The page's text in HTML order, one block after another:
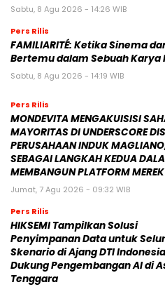
Sabtu, 8 Agu 2026 - 14:26 WIB
Pers Rilis
FAMILIARITÉ: Ketika Sinema
Bertemu dalam Sebuah Karya
Sabtu, 8 Agu 2026 - 14:19 WIB
Pers Rilis
MONDEVITA MENGAKUISISI
MAYORITAS DI UNDERSCORE
PERUSAHAAN INDUK
SEBAGAI LANGKAH KEDUA
MEMBANGUN PLATFORM
Jumat, 7 Agu 2026 - 09:32 WIB
Pers Rilis
HIKSEMI Tampilkan Solusi
Penyimpanan Data untuk
Skenario di Ajang DTI
Dukung Pengembangan AI di
Tenggara